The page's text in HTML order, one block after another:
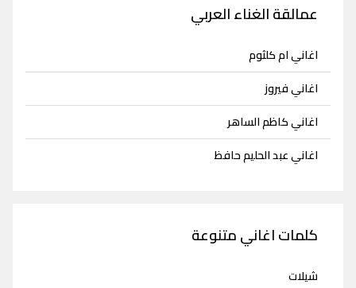
عمالقة الغناء العربي
اغاني ام كلثوم
اغاني فيروز
اغاني كاظم الساهر
اغاني عبد الحليم حافظ
كلمات اغاني متنوعة
شيلات